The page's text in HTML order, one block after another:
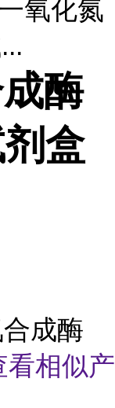
氧化氮
酶
盒
成酶
看相似产